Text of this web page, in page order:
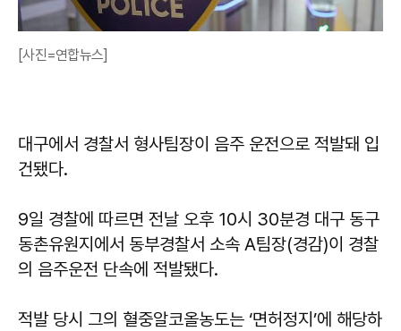
[사진=연합뉴스]
대구에서 경찰서 형사팀장이 음주 운전으로 적발돼 입
건됐다.
9일 경찰에 따르면 전날 오후 10시 30분경 대구 동구
동촌유원지에서 동부경찰서 소속 A팀장(경감)이 경찰
의 음주운전 단속에 적발됐다.
적발 당시 그의 혈중알코올농도는 ‘면허정지’에 해당하